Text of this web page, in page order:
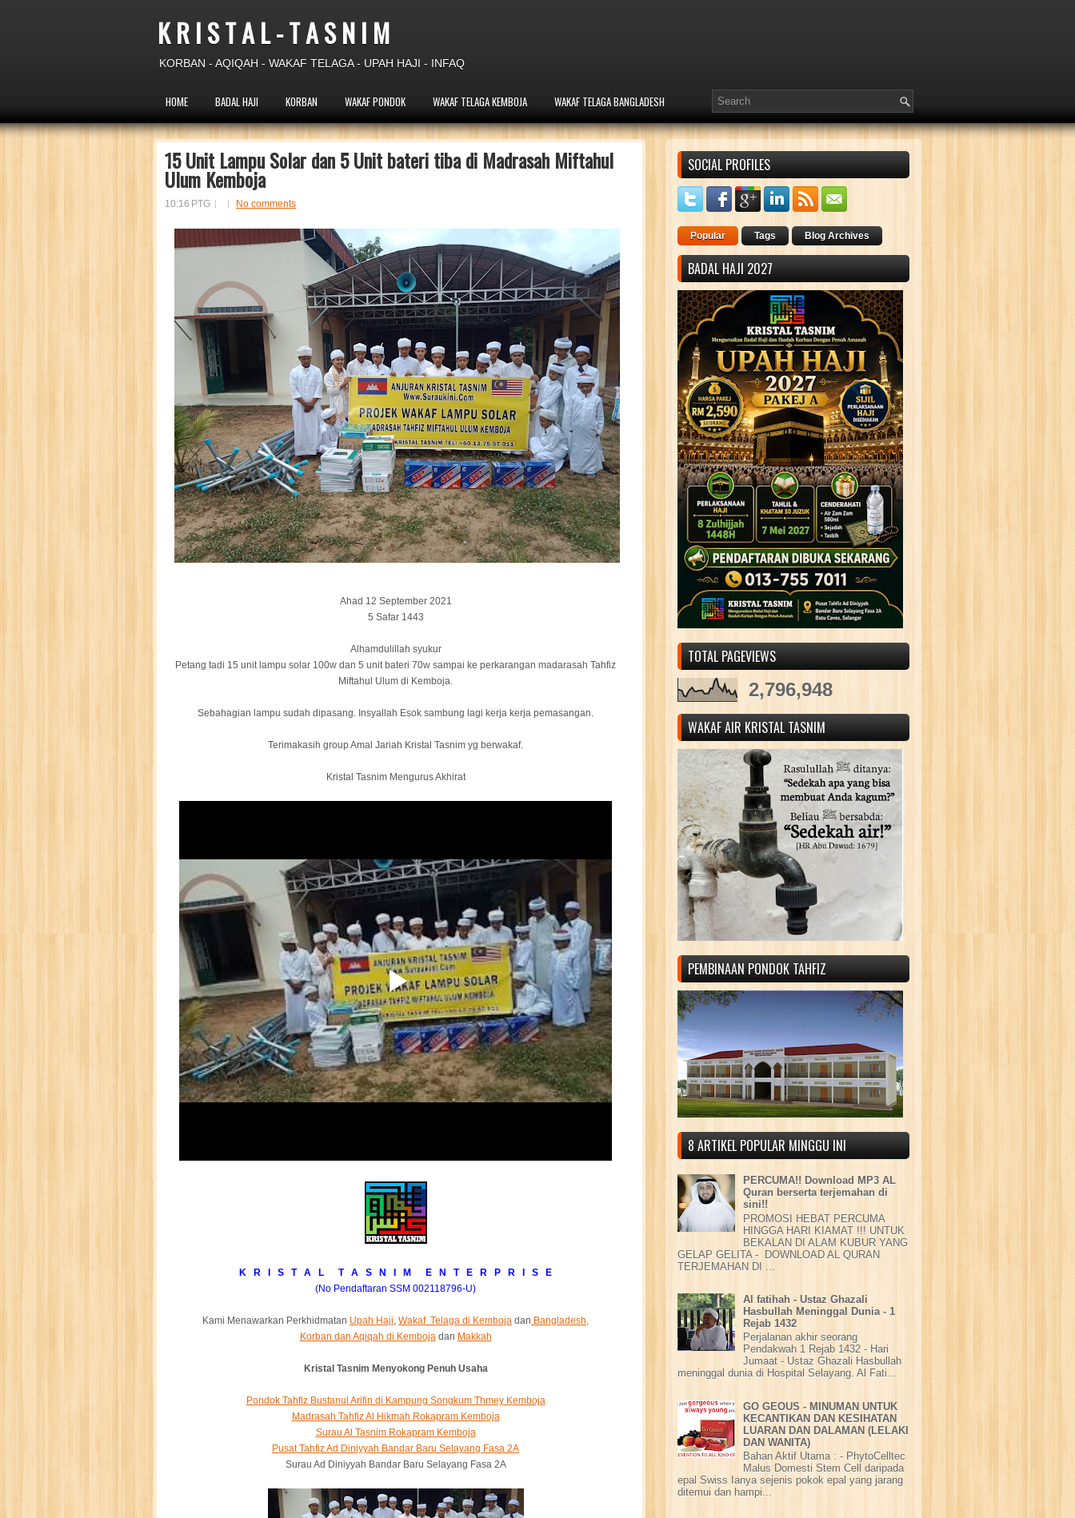
K R I S T A L - T A S N I M
KORBAN - AQIQAH - WAKAF TELAGA - UPAH HAJI - INFAQ
HOME BADAL HAJI KORBAN WAKAF PONDOK WAKAF TELAGA KEMBOJA WAKAF TELAGA BANGLADESH
15 Unit Lampu Solar dan 5 Unit bateri tiba di Madrasah Miftahul
Ulum Kemboja
10:16 PTG No comments
Ahad 12 September 2021
5 Safar 1443
Alhamdulillah syukur
Petang tadi 15 unit lampu solar 100w dan 5 unit bateri 70w sampai ke perkarangan madarasah Tahfiz
Miftahul Ulum di Kemboja.
Sebahagian lampu sudah dipasang. Insyallah Esok sambung lagi kerja kerja pemasangan.
Terimakasih group Amal Jariah Kristal Tasnim yg berwakaf.
Kristal Tasnim Mengurus Akhirat
K R I S T A L T A S N I M E N T E R P R I S E
(No Pendaftaran SSM 002118796-U)
Kami Menawarkan Perkhidmatan Upah Haji, Wakaf Telaga di Kemboja dan Bangladesh,
Korban dan Aqiqah di Kembojadan Makkah
Kristal Tasnim Menyokong Penuh Usaha
Pondok Tahfiz Bustanul Arifin di Kampung Songkum Thmey Kemboja
Madrasah Tahfiz Al Hikmah Rokapram Kemboja
Surau Al Tasnim Rokapram Kemboja
Pusat Tahfiz Ad Diniyyah Bandar Baru Selayang Fasa 2A
Surau Ad Diniyyah Bandar Baru Selayang Fasa 2A
SOCIAL PROFILES
Popular Tags Blog Archives
BADAL HAJI 2027
TOTAL PAGEVIEWS
2,796,948
WAKAF AIR KRISTAL TASNIM
PEMBINAAN PONDOK TAHFIZ
8 ARTIKEL POPULAR MINGGU INI
PERCUMA!! Download MP3 AL
Quran berserta terjemahan di
sini!!
PROMOSI HEBAT PERCUMA
HINGGA HARI KIAMAT !!! UNTUK
BEKALAN DI ALAM KUBUR YANG
GELAP GELITA - DOWNLOAD AL QURAN
TERJEMAHAN DI ...
Al fatihah - Ustaz Ghazali
Hasbullah Meninggal Dunia - 1
Rejab 1432
Perjalanan akhir seorang
Pendakwah 1 Rejab 1432 - Hari
Jumaat - Ustaz Ghazali Hasbullah
meninggal dunia di Hospital Selayang. Al Fati...
GO GEOUS - MINUMAN UNTUK
KECANTIKAN DAN KESIHATAN
LUARAN DAN DALAMAN (LELAKI
DAN WANITA)
Bahan Aktif Utama : - PhytoCelltec
Malus Domesti Stem Cell daripada
epal Swiss Ianya sejenis pokok epal yang jarang
ditemui dan hampi...